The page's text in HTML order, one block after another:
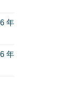
年
年